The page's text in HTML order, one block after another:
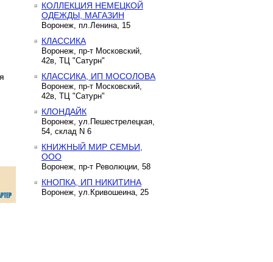
КОЛЛЕКЦИЯ НЕМЕЦКОЙ
ОДЕЖДЫ, МАГАЗИН
Воронеж, пл.Ленина, 15
КЛАССИКА
Воронеж, пр-т Московский,
42в, ТЦ "Сатурн"
КЛАССИКА, ИП МОСОЛОВА
Воронеж, пр-т Московский,
42в, ТЦ "Сатурн"
КЛОНДАЙК
Воронеж, ул.Пешестрелецкая,
54, склад N 6
КНИЖНЫЙ МИР СЕМЬИ,
ООО
Воронеж, пр-т Революции, 58
КНОПКА, ИП НИКИТИНА
Воронеж, ул.Кривошеина, 25